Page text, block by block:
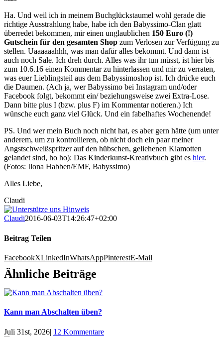
Ha. Und weil ich in meinem Buchglückstaumel wohl gerade die
richtige Ausstrahlung habe, habe ich den Babyssimo-Clan glatt
überredet bekommen, mir einen unglaublichen 150 Euro (!)
Gutschein für den gesamten Shop zum Verlosen zur Verfügung zu
stellen. Uaaaaaahhh, was man dafür alles bekommt. Und dann ist
auch noch Sale. Ich dreh durch. Alles was ihr tun müsst, ist hier bis
zum 10.6.16 einen Kommentar zu hinterlassen und mir zu verraten,
was euer Lieblingsteil aus dem Babyssimoshop ist. Ich drücke euch
die Daumen. (Ach ja, wer Babyssimo bei Instagram und/oder
Facebook folgt, bekommt ein/ beziehungsweise zwei Extra-Lose.
Dann bitte plus I (bzw. plus F) im Kommentar notieren.) Ich
wünsche euch ganz viel Glück. Und ein fabelhaftes Wochenende!
PS. Und wer mein Buch noch nicht hat, es aber gern hätte (um unter
anderem, um zu kontrollieren, ob nicht doch ein paar meiner
Angstschweißspritzer auf den hübschen, geliehenen Klamotten
gelandet sind, ho ho): Das Kinderkunst-Kreativbuch gibt es hier.
(Fotos: Ilona Habben/EMF, Babyssimo)
Alles Liebe,
Claudi
Claudi2016-06-03T14:26:47+02:00
Beitrag Teilen
FacebookXLinkedInWhatsAppPinterestE-Mail
Ähnliche Beiträge
Kann man Abschalten üben?
Juli 31st, 2026| 12 Kommentare